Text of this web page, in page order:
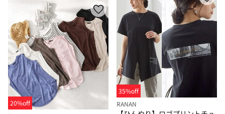
20%off
35%off
RANAN